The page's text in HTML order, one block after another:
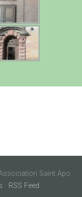
Saint Apo
· RSS Feed